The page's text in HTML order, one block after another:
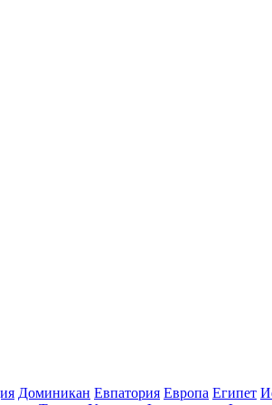
Доминикан Евпатория Европа Египет